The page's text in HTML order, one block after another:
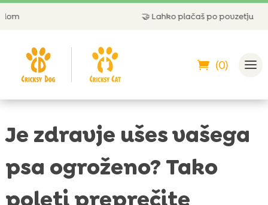
Lahko plačaš po povzetju
(0)
Je zdravje ušes vašega
psa ogroženo? Tako